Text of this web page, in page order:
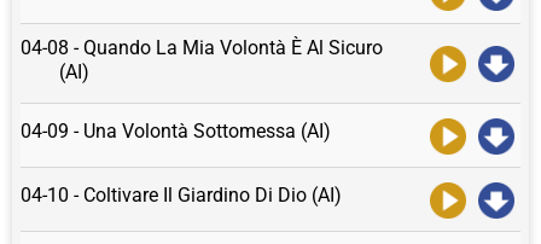
04-08 - Quando La Mia Volontà È Al Sicuro
(AI)
04-09 - Una Volontà Sottomessa (AI)
04-10 - Coltivare Il Giardino Di Dio (AI)